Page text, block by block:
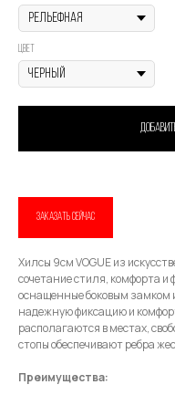
...и
Email
Имя
Цвет
ЗАКАЗАТЬ СЕЙЧАС
Хилсы 9см VOGUE из
сочетание стиля, комфорта
оснащенные боковым замком
надежную фиксацию и
располагаются в местах,
стопы обеспечивают ребра
Преимущества: